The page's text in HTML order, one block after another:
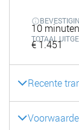
10 minuten
TOTAAL
€ 1.451
Recente